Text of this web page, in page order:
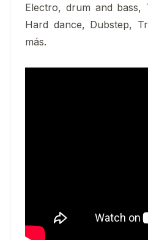
Electro, drum and bass,
Hard dance, Dubstep,
más.